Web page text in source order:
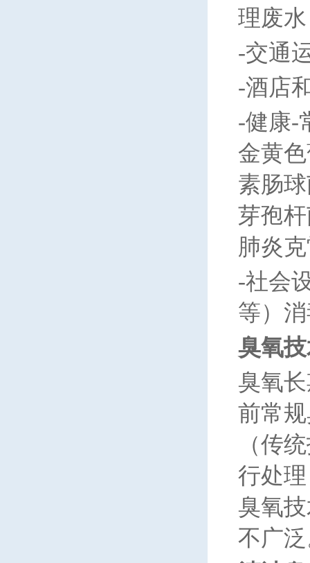
理废水
-交通
-酒店
-健康-
金黄
素肠
芽孢
肺炎
-社会
等）
臭氧
臭氧
前常
（传
行处
臭氧
不广